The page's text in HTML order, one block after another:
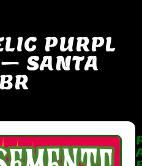
LIC PURPL
– SANTA
BR